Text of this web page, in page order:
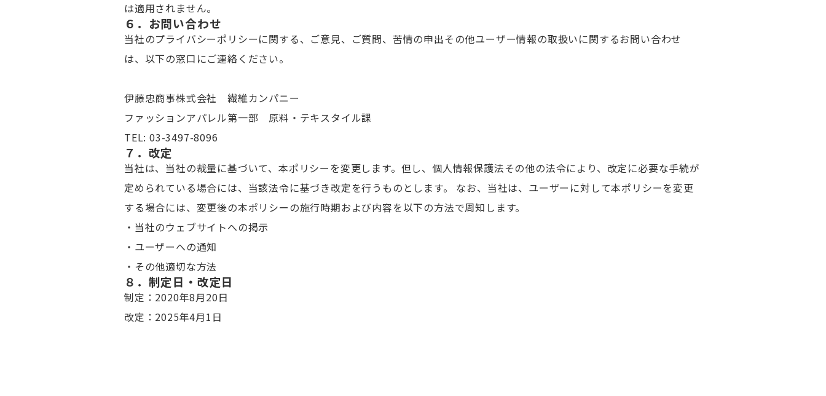
は適用されません。
６．お問い合わせ
当社のプライバシーポリシーに関する、ご意見、ご質問、苦情の申出その他ユーザー情報の取扱いに関するお問い合わせ
は、以下の窓口にご連絡ください。
伊藤忠商事株式会社 繊維カンパニー
ファッションアパレル第一部 原料・テキスタイル課
TEL: 03-3497-8096
７．改定
当社は、当社の裁量に基づいて、本ポリシーを変更します。但し、個人情報保護法その他の法令により、改定に必要な手続が
定められている場合には、当該法令に基づき改定を行うものとします。 なお、当社は、ユーザーに対して本ポリシーを変更
する場合には、変更後の本ポリシーの施行時期および内容を以下の方法で周知します。
・当社のウェブサイトへの掲示
・ユーザーへの通知
・その他適切な方法
８．制定日・改定日
制定：2020年8月20日
改定：2025年4月1日